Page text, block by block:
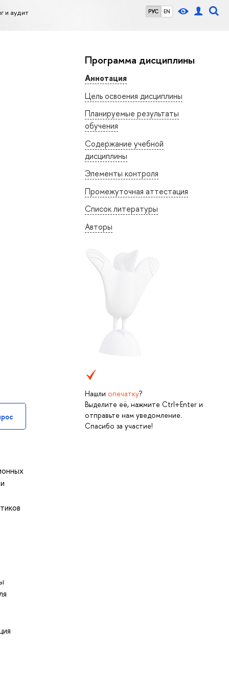
РУС EN
и аудит
Программа дисциплины
Аннотация
Цель освоения дисциплины
Планируемые результаты
обучения
Содержание учебной
дисциплины
Элементы контроля
Промежуточная аттестация
Список литературы
Авторы
Нашли опечатку?
Выделите её, нажмите Ctrl+Enter и
отправьте нам уведомление.
Спасибо за участие!